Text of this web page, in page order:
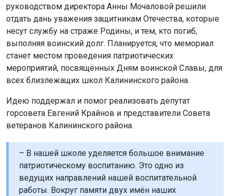
руководством директора Анны Мочаловой решили
отдать дань уважения защитникам Отечества, которые
несут службу на страже Родины, и тем, кто погиб,
выполняя воинский долг. Планируется, что мемориал
станет местом проведения патриотических
мероприятий, посвящённых Дням воинской Славы, для
всех близлежащих школ Калининского района.
Идею поддержал и помог реализовать депутат
горсовета Евгений Крайнов и представители Совета
ветеранов Калининского района.
– В нашей школе уделяется большое внимание
патриотическому воспитанию. Это одно из
ведущих направлений нашей воспитательной
работы. Вокруг памяти двух имён наших